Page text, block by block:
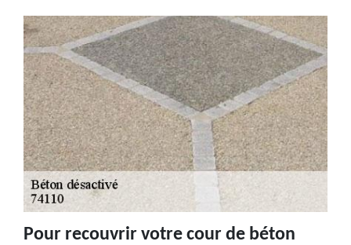
Pour recouvrir votre cour de béton